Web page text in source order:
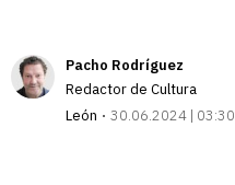
Pacho Rodríguez
Redactor de Cultura
León
30.06.2024 | 03:30